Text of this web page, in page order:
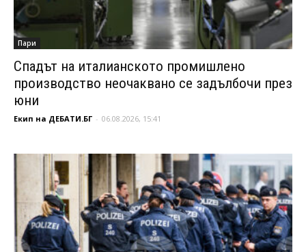
Пари
Спадът на италианското промишлено
производство неочаквано се задълбочи през
юни
Екип на ДЕБАТИ.БГ - 06.08.2026, 15:41